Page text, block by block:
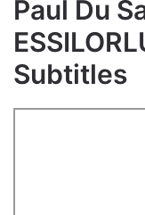
Paul Du
Subtitles